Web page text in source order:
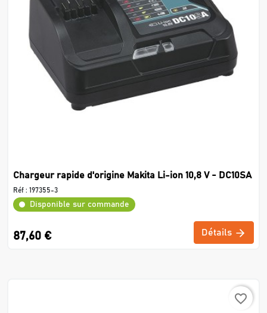
Chargeur rapide d'origine Makita Li-ion 10,8 V - DC10SA
Réf : 197355-3
Disponible sur commande
87,60 € Détails
favorite_border